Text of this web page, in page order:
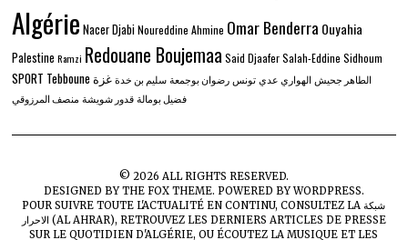
Algérie Nacer Djabi Noureddine Ahmine Omar Benderra Ouyahia
Palestine Ramzi Redouane Boujemaa Said Djaafer Salah-Eddine Sidhoum
SPORT Tebboune الطاهر جحيش الهواري عدي تونس رضوان بوجمعة سليم بن خدة غزة
فضيل بومالة قدور شويشة منصف المرزوقي
© 2026 ALL RIGHTS RESERVED.
DESIGNED BYTHE FOX THEME. POWERED BY WORDPRESS.
POUR SUIVRE TOUTE L'ACTUALITÉ EN CONTINU, CONSULTEZ LAشبكة
الاحرار (AL AHRAR), RETROUVEZ LES DERNIERS ARTICLES DE PRESSE
SURLE QUOTIDIEN D'ALGÉRIE, OU ÉCOUTEZ LA MUSIQUE ET LES